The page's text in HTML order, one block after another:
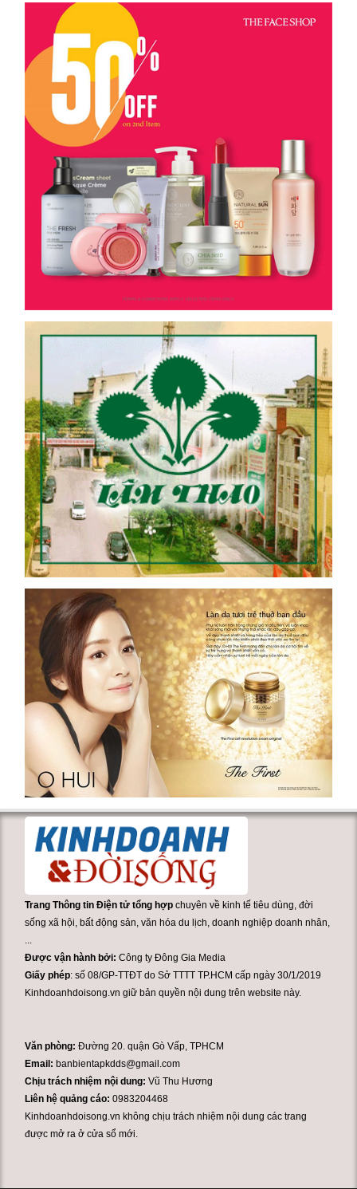
Trang Thông tin Điện tử tổng hợp chuyên về kinh tế tiêu dùng, đời
sống xã hội, bất động sản, văn hóa du lịch, doanh nghiệp doanh nhân,
...
Được vận hành bởi:Công ty Đông Gia Media
Giấy phép: số 08/GP-TTĐT do Sở TTTT TP.HCM cấp ngày 30/1/2019
Kinhdoanhdoisong.vn giữ bản quyền nội dung trên website này.
Văn phòng:Đường 20. quận Gò Vấp, TPHCM
Email: banbientapkdds@gmail.com
Chịu trách nhiệm nội dung: Vũ Thu Hương
Liên hệ quảng cáo:0983204468
Kinhdoanhdoisong.vn không chịu trách nhiệm nội dung các trang
được mở ra ở cửa sổ mới.